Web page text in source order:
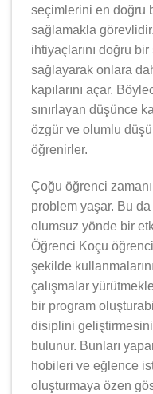
seçimlerini en doğru
sağlamakla
ihtiyaçlarını doğru
sağlayarak onlara
kapılarını açar.
sınırlayan düşünce
özgür ve olumlu
öğrenirler.
Çoğu öğrenci
problem yaşar. Bu
olumsuz yönde bir
Öğrenci Koçu
şekilde
çalışmalar
bir program
disiplini
bulunur. Bunları
hobileri ve eğlence
oluşturmaya özen